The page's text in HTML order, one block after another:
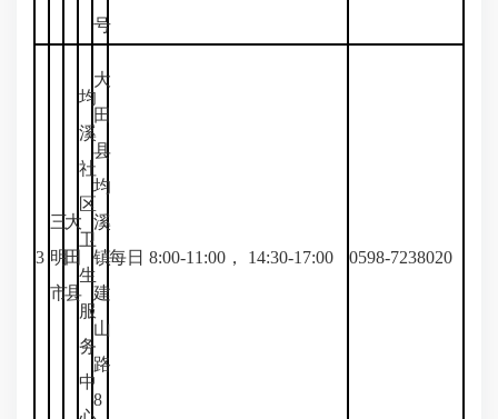
号
3
三
明
市
大
田
县
均
溪
社
区
卫
生
服
务
中
大
田
县
均
溪
镇
建
山
路
8
每日 8:00-11:00， 14:30-17:00 0598-7238020